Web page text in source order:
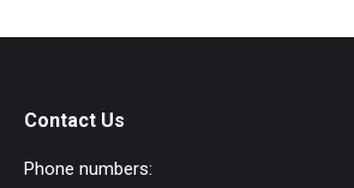
Contact Us
Phone numbers: